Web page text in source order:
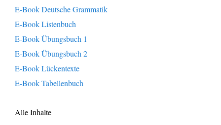
E-Book Deutsche Grammatik
E-Book Listenbuch
E-Book Übungsbuch 1
E-Book Übungsbuch 2
E-Book Lückentexte
E-Book Tabellenbuch
Alle Inhalte